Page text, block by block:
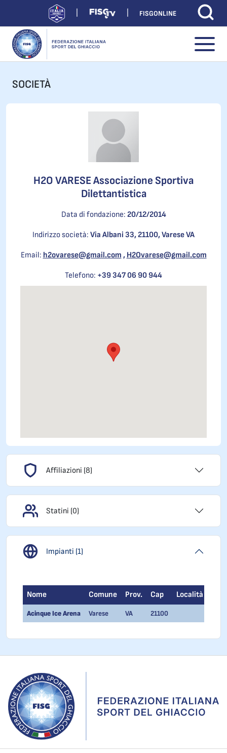
FISGONLINE
SOCIETÀ
H2O VARESE Associazione Sportiva
Dilettantistica
Data di fondazione: 20/12/2014
Indirizzo società: Via Albani 33, 21100, Varese VA
Email: h2ovarese@gmail.com , H2Ovarese@gmail.com
Telefono: +39 347 06 90 944
Affiliazioni (8)
Statini (0)
Impianti (1)
Nome Comune Prov. Cap Località
Acinque Ice Arena Varese VA 21100